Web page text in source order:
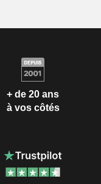
+ de 20 ans
à vos côtés